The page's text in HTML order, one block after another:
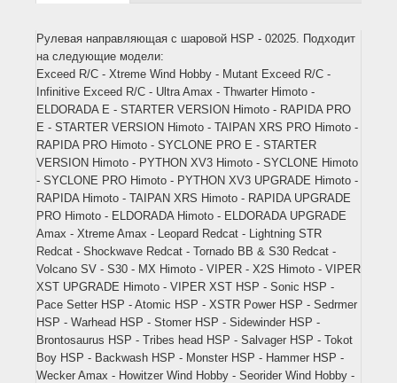
Рулевая направляющая с шаровой HSP - 02025. Подходит
на следующие модели:
Exceed R/C - Xtreme Wind Hobby - Mutant Exceed R/C -
Infinitive Exceed R/C - Ultra Amax - Thwarter Himoto -
ELDORADA E - STARTER VERSION Himoto - RAPIDA PRO
E - STARTER VERSION Himoto - TAIPAN XRS PRO Himoto -
RAPIDA PRO Himoto - SYCLONE PRO E - STARTER
VERSION Himoto - PYTHON XV3 Himoto - SYCLONE Himoto
- SYCLONE PRO Himoto - PYTHON XV3 UPGRADE Himoto -
RAPIDA Himoto - TAIPAN XRS Himoto - RAPIDA UPGRADE
PRO Himoto - ELDORADA Himoto - ELDORADA UPGRADE
Amax - Xtreme Amax - Leopard Redcat - Lightning STR
Redcat - Shockwave Redcat - Tornado BB & S30 Redcat -
Volcano SV - S30 - MX Himoto - VIPER - X2S Himoto - VIPER
XST UPGRADE Himoto - VIPER XST HSP - Sonic HSP -
Pace Setter HSP - Atomic HSP - XSTR Power HSP - Sedrmer
HSP - Warhead HSP - Stomer HSP - Sidewinder HSP -
Brontosaurus HSP - Tribes head HSP - Salvager HSP - Tokot
Boy HSP - Backwash HSP - Monster HSP - Hammer HSP -
Wecker Amax - Howitzer Wind Hobby - Seorider Wind Hobby -